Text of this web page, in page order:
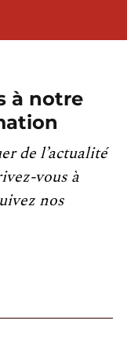
à notre
de l’actualité
vous à
nos